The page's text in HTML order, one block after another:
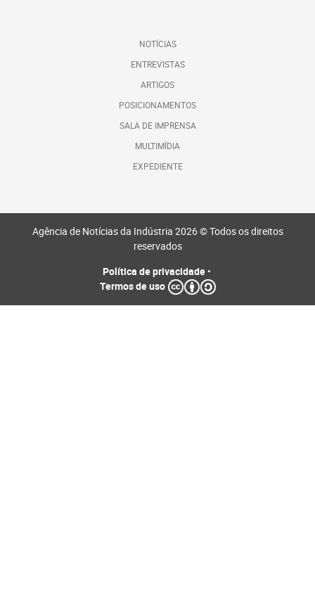
NOTÍCIAS
ENTREVISTAS
ARTIGOS
POSICIONAMENTOS
SALA DE IMPRENSA
MULTIMÍDIA
EXPEDIENTE
Agência de Notícias da Indústria 2026 © Todos os direitos
reservados
Política de privacidade•
Termos de uso